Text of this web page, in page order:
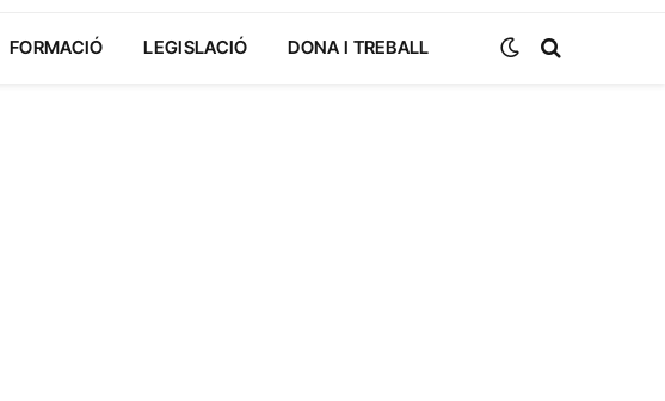
FORMACIÓ LEGISLACIÓ DONA I TREBALL